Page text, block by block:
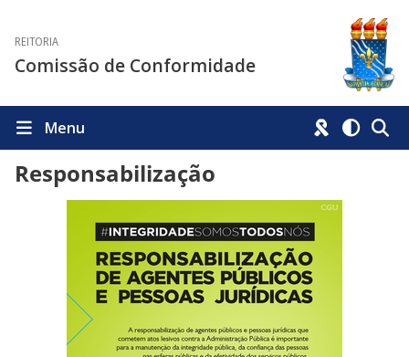
REITORIA
Comissão de Conformidade
Menu
Responsabilização